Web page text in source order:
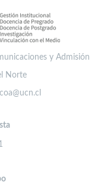
y Admisión
Norte